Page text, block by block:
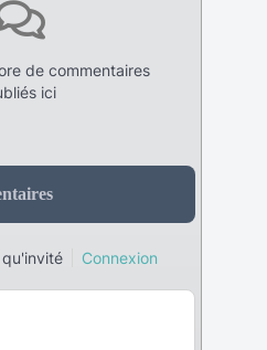
de commentaires
ici
Connexion